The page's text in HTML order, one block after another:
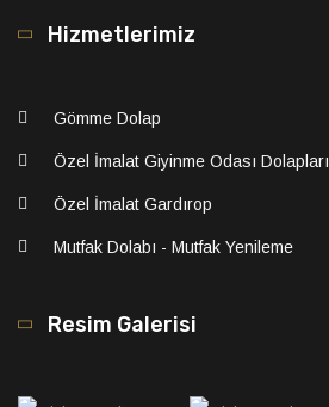
Hizmetlerimiz
Gömme Dolap
Özel İmalat Giyinme Odası Dolapları
Özel İmalat Gardırop
Mutfak Dolabı - Mutfak Yenileme
Resim Galerisi